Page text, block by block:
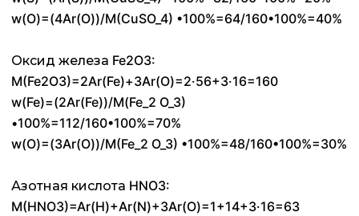
w(O)=(4Ar(O))/M(CuSO_4) •100%=64/160•100%=40%
Оксид железа Fe2O3:
M(Fe2O3)=2Ar(Fe)+3Ar(O)=2·56+3·16=160
w(Fe)=(2Ar(Fe))/M(Fe_2 O_3)
•100%=112/160•100%=70%
w(O)=(3Ar(O))/M(Fe_2 O_3) •100%=48/160•100%=30%
Азотная кислота HNO3:
M(HNO3)=Ar(H)+Ar(N)+3Ar(O)=1+14+3·16=63